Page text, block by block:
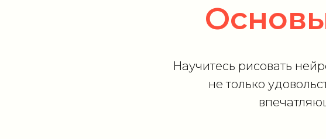
Научитесь рисовать
не только